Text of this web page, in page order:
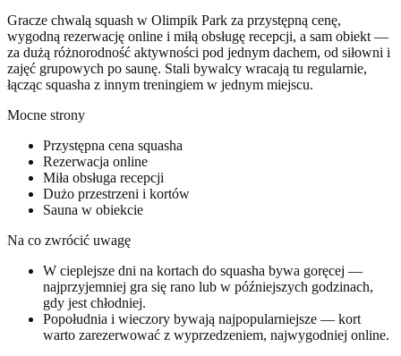
Gracze chwalą squash w Olimpik Park za przystępną cenę,
wygodną rezerwację online i miłą obsługę recepcji, a sam obiekt —
za dużą różnorodność aktywności pod jednym dachem, od siłowni i
zajęć grupowych po saunę. Stali bywalcy wracają tu regularnie,
łącząc squasha z innym treningiem w jednym miejscu.
Mocne strony
Przystępna cena squasha
Rezerwacja online
Miła obsługa recepcji
Dużo przestrzeni i kortów
Sauna w obiekcie
Na co zwrócić uwagę
W cieplejsze dni na kortach do squasha bywa goręcej —
najprzyjemniej gra się rano lub w późniejszych godzinach,
gdy jest chłodniej.
Popołudnia i wieczory bywają najpopularniejsze — kort
warto zarezerwować z wyprzedzeniem, najwygodniej online.